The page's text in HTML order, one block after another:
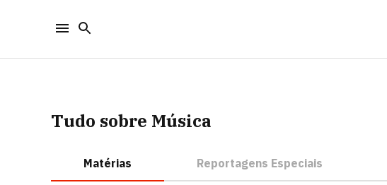
Tudo sobre Música
Matérias Reportagens Especiais